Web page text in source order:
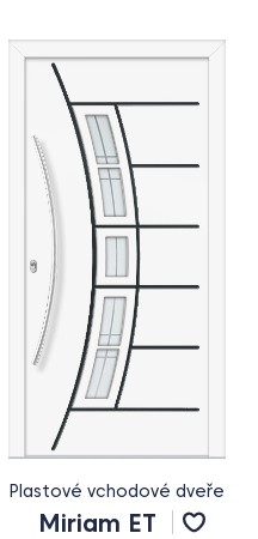
Plastové vchodové dveře
Miriam ET